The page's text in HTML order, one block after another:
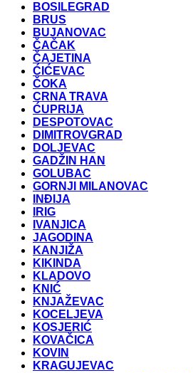
BOSILEGRAD
BRUS
BUJANOVAC
ČAČAK
ČAJETINA
ĆIĆEVAC
ČOKA
CRNA TRAVA
ĆUPRIJA
DESPOTOVAC
DIMITROVGRAD
DOLJEVAC
GADŽIN HAN
GOLUBAC
GORNJI MILANOVAC
INĐIJA
IRIG
IVANJICA
JAGODINA
KANJIŽA
KIKINDA
KLADOVO
KNIĆ
KNJAŽEVAC
KOCELJEVA
KOSJERIĆ
KOVAČICA
KOVIN
KRAGUJEVAC